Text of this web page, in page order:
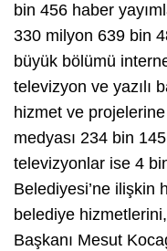
bin 456 haber
330 milyon 639 bin
büyük bölümü
televizyon ve yazılı
hizmet ve
medyası 234 bin
televizyonlar ise 4
Belediyesi’ne ilişkin
belediye
Başkanı Mesut